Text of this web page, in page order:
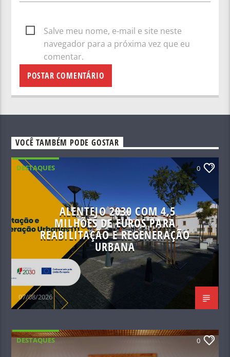
Salve meu nome, e-mail e site neste
navegador para a próxima vez que eu
comentar.
VOCÊ TAMBÉM PODE GOSTAR
DESTAQUES 0
ALENTEJO 2030 COM 4,5
MILHÕES DE EUROS PARA
REABILITAÇÃO E REGENERAÇÃO
URBANA
07/08/2026
DESTAQUES 0